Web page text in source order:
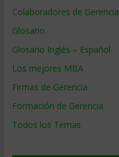
Colaboradores de Gerencia
Glosario
Glosario Inglés – Español
Los mejores MBA
Firmas de Gerencia
Formación de Gerencia
Todos los Temas